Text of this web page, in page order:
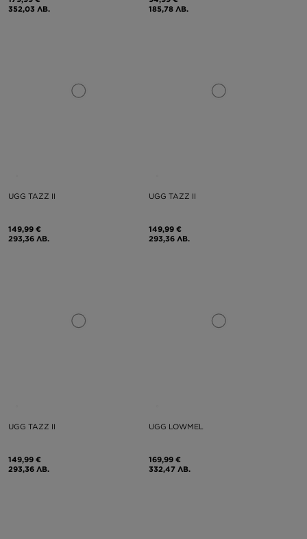
352,03 ЛВ.
185,78 ЛВ.
UGG TAZZ II
149,99 €
293,36 ЛВ.
UGG TAZZ II
149,99 €
293,36 ЛВ.
UGG TAZZ II
149,99 €
293,36 ЛВ.
UGG LOWMEL
169,99 €
332,47 ЛВ.